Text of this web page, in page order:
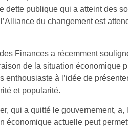
dette publique qui a atteint des
du changement est
Finances a récemment
de la situation économique
enthousiaste à l’idée de
et popularité.
qui a quitté le gouvernement, a,
économique actuelle peut